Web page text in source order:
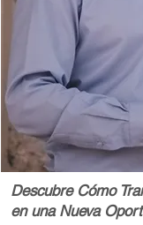
Descubre Cómo
en una Nueva